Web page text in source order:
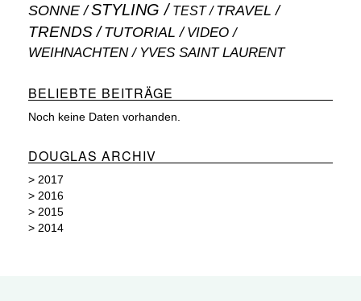
SONNE STYLING TEST TRAVEL
TRENDS TUTORIAL VIDEO
WEIHNACHTEN YVES SAINT LAURENT
BELIEBTE BEITRÄGE
Noch keine Daten vorhanden.
DOUGLAS ARCHIV
> 2017
> 2016
> 2015
> 2014